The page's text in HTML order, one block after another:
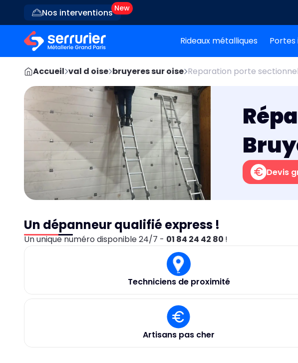
Nos interventions
Rideaux métalliques Portes
Accueil val d oise bruyeres sur oise Reparation porte
Devis
Un dépanneur qualifié express !
Un unique numéro disponible 24/7 - 01 84 24 42 80 !
Techniciens de proximité
Artisans pas cher